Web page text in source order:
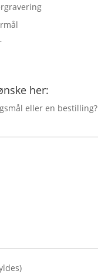
her:
eller en bestilling?